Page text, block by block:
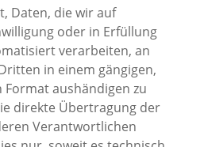
Daten, die wir auf
oder in Erfüllung
verarbeiten, an
in einem gängigen,
aushändigen zu
direkte Übertragung der
Verantwortlichen